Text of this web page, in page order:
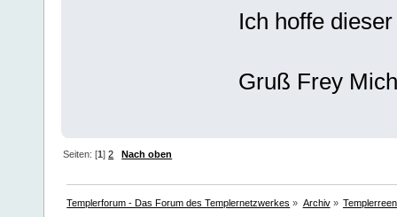
Ich hoffe
Gruß Frey
Seiten: [1]2 Nach oben
Templerforum - Das Forum des Templernetzwerkes » Archiv»